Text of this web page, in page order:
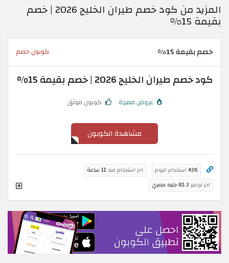
المزيد من كود خصم طيران الخليج 2026 | خصم
بقيمة 15%
خصم بقيمة 15% كوبون خصم
كود خصم طيران الخليج 2026 | خصم بقيمة 15%
عروض مميزة كوبون موثق
مشاهدة الكوبون
436 استخدام اليوم اخر استخدام منذ11 ساعة
اخر توفير 81.3 جنيه مصري